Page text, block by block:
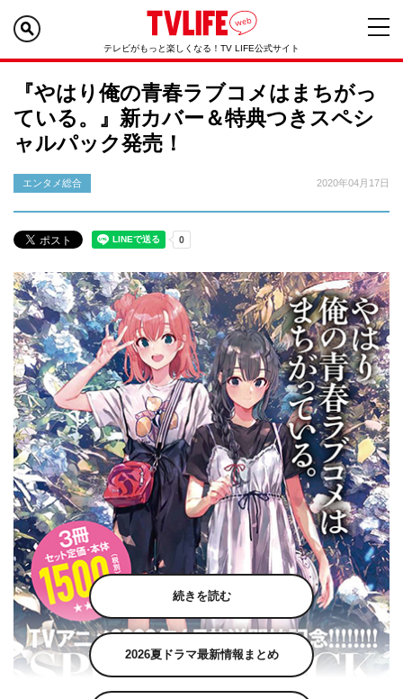
テレビがもっと楽しくなる！TV LIFE公式サイト
『やはり俺の青春ラブコメはまちがっ
ている。』新カバー＆特典つきスペシ
ャルパック発売！
エンタメ総合 2020年04月17日
続きを読む
2026夏ドラマ最新情報まとめ